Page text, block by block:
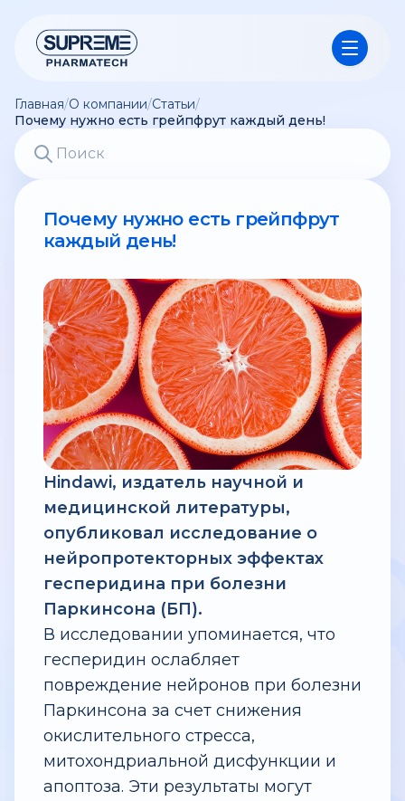
Главная/О компании/Статьи/
Почему нужно есть грейпфрут каждый день!
Почему нужно есть грейпфрут
каждый день!
Hindawi, издатель научной и
медицинской литературы,
опубликовал исследование о
нейропротекторных эффектах
гесперидина при болезни
Паркинсона (БП).
В исследовании упоминается, что
гесперидин ослабляет
повреждение нейронов при болезни
Паркинсона за счет снижения
окислительного стресса,
митохондриальной дисфункции и
апоптоза. Эти результаты могут